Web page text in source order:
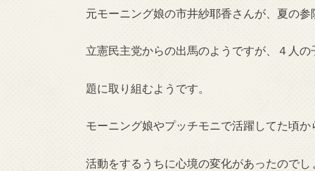
元モーニング娘の市井紗耶香さんが、夏の
立憲民主党からの出馬のようですが、４人
題に取り組むようです。
モーニング娘やプッチモニで活躍してた頃
活動をするうちに心境の変化があったのでし